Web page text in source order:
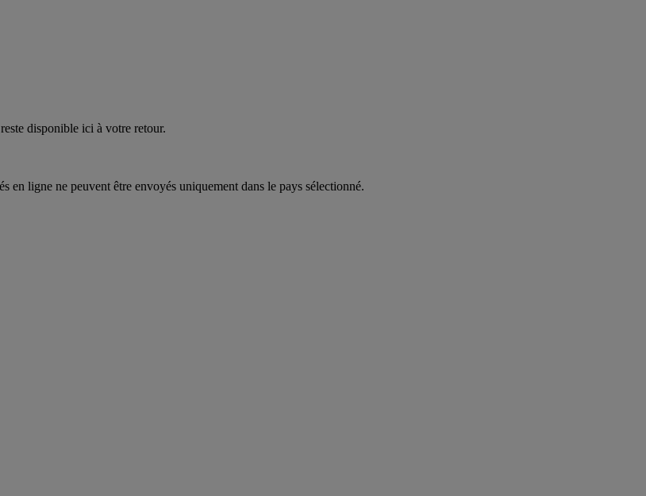
disponible ici à votre retour.
en ligne ne peuvent être envoyés uniquement dans le pays sélectionné.